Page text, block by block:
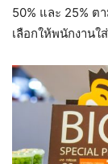
50% และ 25% ต
เลือกให้พนักงาน